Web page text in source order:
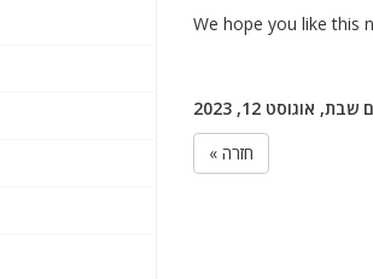
We hope you like this
שבת, אוגוסט 12, 2023
« חזרה